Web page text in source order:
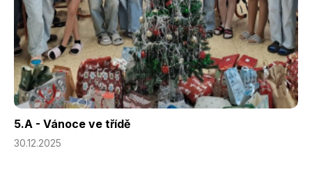
5.A - Vánoce ve třídě
30.12.2025